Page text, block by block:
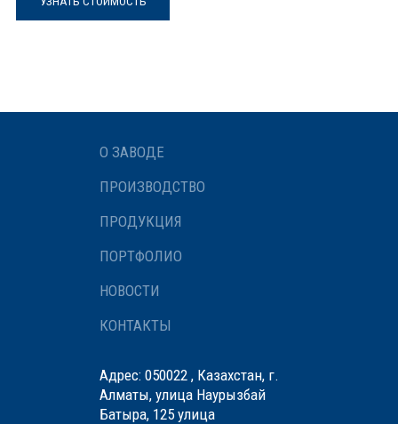
О ЗАВОДЕ
ПРОИЗВОДСТВО
ПРОДУКЦИЯ
ПОРТФОЛИО
НОВОСТИ
КОНТАКТЫ
Адрес: 050022 , Казахстан, г.
Алматы, улица Наурызбай
Батыра, 125 улица